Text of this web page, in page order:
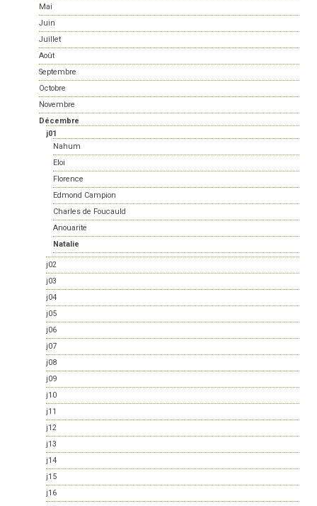
Mai
Juin
Juillet
Août
Septembre
Octobre
Novembre
Décembre
j01
Nahum
Eloi
Florence
Edmond Campion
Charles de Foucauld
Anouarite
Natalie
j02
j03
j04
j05
j06
j07
j08
j09
j10
j11
j12
j13
j14
j15
j16